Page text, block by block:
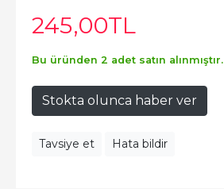
245,00TL
Bu üründen 2 adet satın alınmıştır.
Stokta olunca haber ver
Tavsiye et Hata bildir